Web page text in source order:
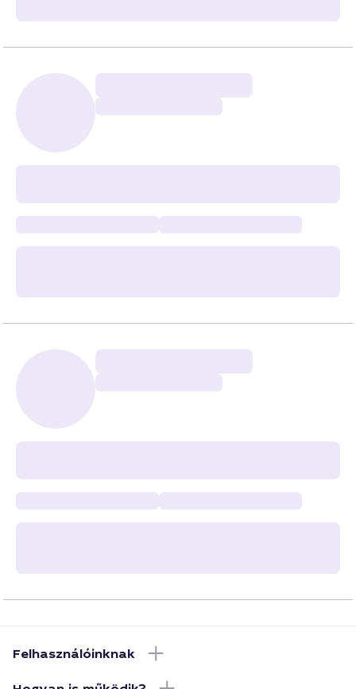
Felhasználóinknak